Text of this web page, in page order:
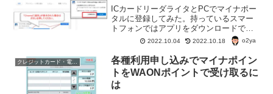
ICカードリーダライタとPCでマイナポー
タルに登録してみた。持っているスマー
トフォンではアプリをダウンロードでき
なかったので、昔使っていたICカードリ
ーダライタを利用。アプリのインストー
ルの後に、拡張機能を追加したり、ちょ
っと大変だった。
2022.10.04 2022.10.18 o2ya
各種利用申し込みでマイナポイン
トをWAONポイントで受け取るに
は